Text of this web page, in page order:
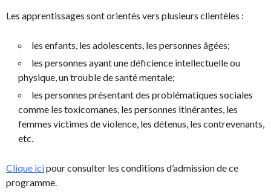
Les apprentissages sont orientés vers plusieurs clientèles :
les enfants, les adolescents, les personnes âgées;
les personnes ayant une déficience intellectuelle ou
physique, un trouble de santé mentale;
les personnes présentant des problématiques sociales
comme les toxicomanes, les personnes itinérantes, les
femmes victimes de violence, les détenus, les contrevenants,
etc.
Clique icipour consulter les conditions d’admission de ce
programme.